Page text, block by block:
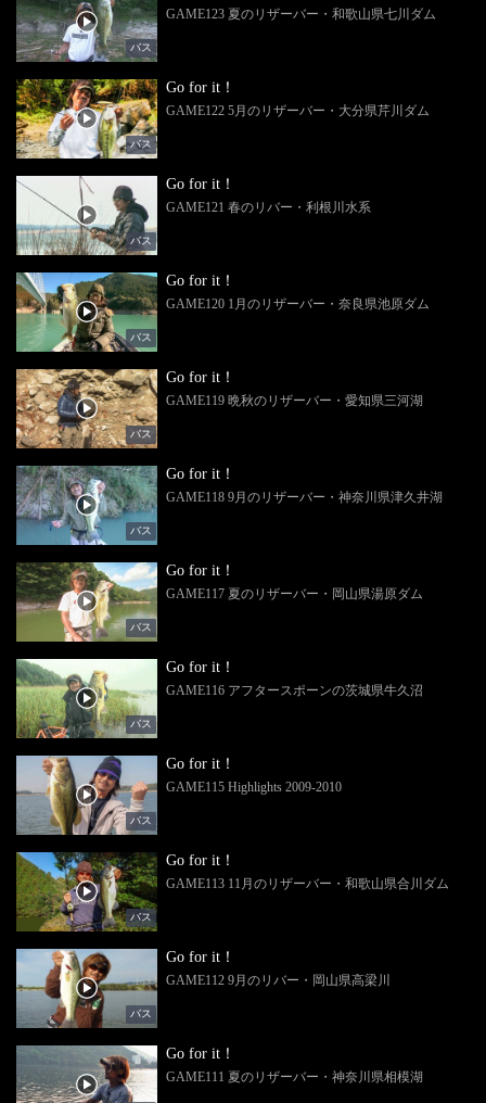
バス
GAME123 夏のリザーバー・和歌山県七川ダム
バス
Go for it！
GAME122 5月のリザーバー・大分県芹川ダム
バス
Go for it！
GAME121 春のリバー・利根川水系
バス
Go for it！
GAME120 1月のリザーバー・奈良県池原ダム
バス
Go for it！
GAME119 晩秋のリザーバー・愛知県三河湖
バス
Go for it！
GAME118 9月のリザーバー・神奈川県津久井湖
バス
Go for it！
GAME117 夏のリザーバー・岡山県湯原ダム
バス
Go for it！
GAME116 アフタースポーンの茨城県牛久沼
バス
Go for it！
GAME115 Highlights 2009-2010
バス
Go for it！
GAME113 11月のリザーバー・和歌山県合川ダム
バス
Go for it！
GAME112 9月のリバー・岡山県高梁川
Go for it！
GAME111 夏のリザーバー・神奈川県相模湖